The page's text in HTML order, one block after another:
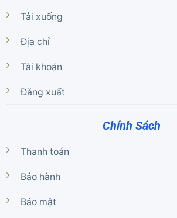
Tải xuống
Địa chỉ
Tài khoản
Đăng xuất
Chính Sách
Thanh toán
Bảo hành
Bảo mật